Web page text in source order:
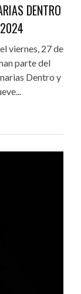
DENTRO
2024
viernes, 27 de
parte del
Dentro y